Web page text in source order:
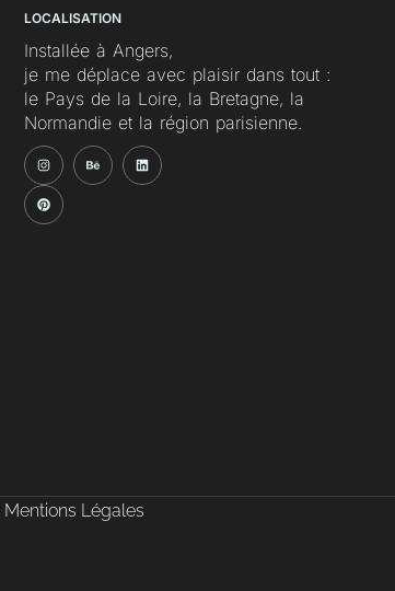
LOCALISATION
Installée à Angers,
je me déplace avec plaisir dans tout :
le Pays de la Loire, la Bretagne, la
Normandie et la région parisienne.
Mentions Légales